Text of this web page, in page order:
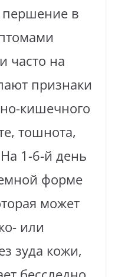
в
часто на
признаки
кишечного
тошнота,
1-6-й день
форме
может
или
зуда кожи,